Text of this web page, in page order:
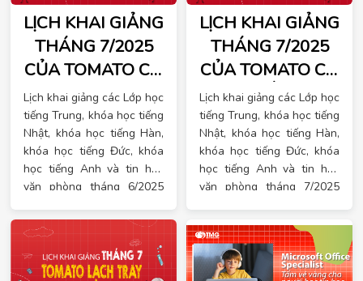
LỊCH KHAI GIẢNG
THÁNG 7/2025
CỦA TOMATO CƠ
SỞ NGHỆ AN
Lịch khai giảng các Lớp học
tiếng Trung, khóa học tiếng
Nhật, khóa học tiếng Hàn,
khóa học tiếng Đức, khóa
học tiếng Anh và tin học
văn phòng tháng 6/2025
Tomato tại cơ sở Vinh
Nghệ An
LỊCH KHAI GIẢNG
THÁNG 7/2025
CỦA TOMATO CƠ
SỞ KIẾN AN
Lịch khai giảng các Lớp học
tiếng Trung, khóa học tiếng
Nhật, khóa học tiếng Hàn,
khóa học tiếng Đức, khóa
học tiếng Anh và tin học
văn phòng tháng 7/2025
Tomato tại cơ sở Kiến An